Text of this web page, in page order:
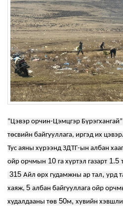
“Цэвэр орчин-Цэмцгэр
төсвийн байгууллага, иргэд их
Тус аяны хүрээнд ЗДТГ-ын албан
ойр орчмын 10 га хүртэл газарт 1.5
315 Айл өрх гудамжны ар тал, урд
хаяж, 5 албан байгууллага ойр
худалдааны төв 50м, хувийн